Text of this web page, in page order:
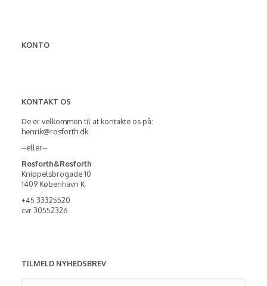
KONTO
KONTAKT OS
De er velkommen til at kontakte os på:
henrik@rosforth.dk
--eller--
Rosforth&Rosforth
Knippelsbrogade 10
1409 København K
+45 33325520
cvr 30552326
TILMELD NYHEDSBREV